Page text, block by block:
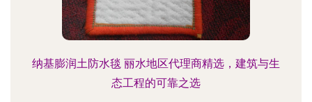
纳基膨润土防水毯 丽水地区代理商精选，建筑与生
态工程的可靠之选